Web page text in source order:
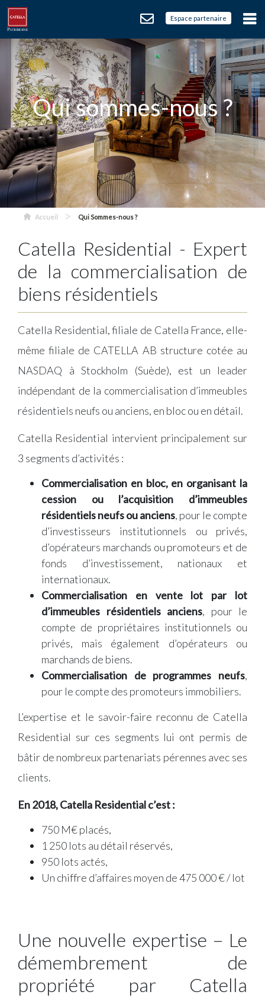
Espace partenaire
Qui sommes-nous ?
Accueil > Qui Sommes-nous ?
Catella Residential - Expert
de la commercialisation de
biens résidentiels
Catella Residential, filiale de Catella France, elle-
même filiale de CATELLA AB structure cotée au
NASDAQ à Stockholm (Suède), est un leader
indépendant de la commercialisation d’immeubles
résidentiels neufs ou anciens, en bloc ou en détail.
Catella Residential intervient principalement sur
3 segments d’activités :
Commercialisation en bloc, en organisant la
cession ou l’acquisition d’immeubles
résidentiels neufs ou anciens, pour le compte
d’investisseurs institutionnels ou privés,
d’opérateurs marchands ou promoteurs et de
fonds d’investissement, nationaux et
internationaux.
Commercialisation en vente lot par lot
d’immeubles résidentiels anciens, pour le
compte de propriétaires institutionnels ou
privés, mais également d’opérateurs ou
marchands de biens.
Commercialisation de programmes neufs,
pour le compte des promoteurs immobiliers.
L’expertise et le savoir-faire reconnu de Catella
Residential sur ces segments lui ont permis de
bâtir de nombreux partenariats pérennes avec ses
clients.
En 2018, Catella Residential c’est :
750 M€ placés,
1 250 lots au détail réservés,
950 lots actés,
Un chiffre d’affaires moyen de 475 000 € / lot
Une nouvelle expertise – Le
démembrement de
propriété par Catella